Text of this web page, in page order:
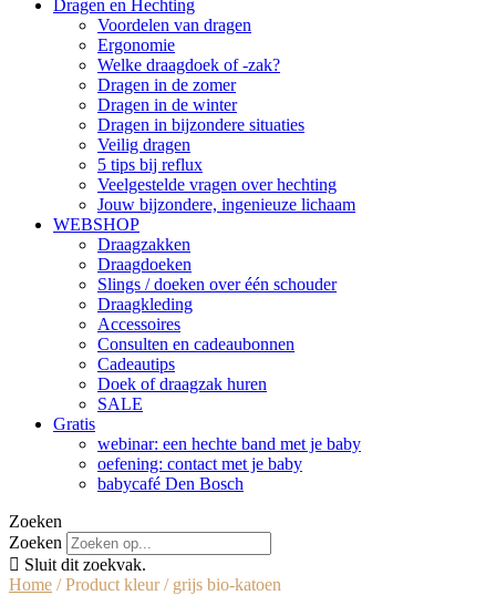
Dragen en Hechting
Voordelen van dragen
Ergonomie
Welke draagdoek of -zak?
Dragen in de zomer
Dragen in de winter
Dragen in bijzondere situaties
Veilig dragen
5 tips bij reflux
Veelgestelde vragen over hechting
Jouw bijzondere, ingenieuze lichaam
WEBSHOP
Draagzakken
Draagdoeken
Slings / doeken over één schouder
Draagkleding
Accessoires
Consulten en cadeaubonnen
Cadeautips
Doek of draagzak huren
SALE
Gratis
webinar: een hechte band met je baby
oefening: contact met je baby
babycafé Den Bosch
Zoeken
Zoeken
Sluit dit zoekvak.
Home / Product kleur / grijs bio-katoen